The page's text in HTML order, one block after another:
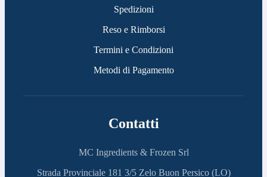
Spedizioni
Reso e Rimborsi
Termini e Condizioni
Metodi di Pagamento
Contatti
MC Ingredients & Frozen Srl
Strada Provinciale 181 3/5 Zelo Buon Persico (LO)